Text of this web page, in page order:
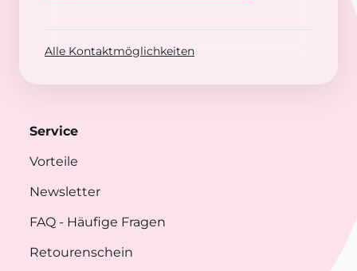
Alle Kontaktmöglichkeiten
Service
Vorteile
Newsletter
FAQ - Häufige Fragen
Retourenschein